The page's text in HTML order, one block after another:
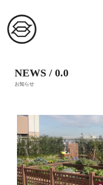
NEWS / 0.0
お知らせ